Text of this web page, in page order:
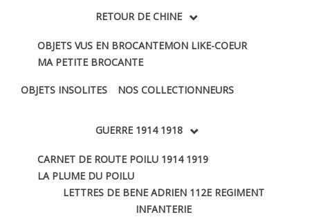
RETOUR DE CHINE
OBJETS VUS EN BROCANTEMON LIKE-COEUR
MA PETITE BROCANTE
OBJETS INSOLITES NOS COLLECTIONNEURS
GUERRE 1914 1918
CARNET DE ROUTE POILU 1914 1919
LA PLUME DU POILU
LETTRES DE BENE ADRIEN 112E REGIMENT
INFANTERIE